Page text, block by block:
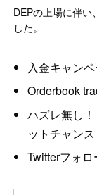
DEPの上場に伴
した。
入金キャン
Orderbook
ハズレ無し
ットチャン
Twitterフォ